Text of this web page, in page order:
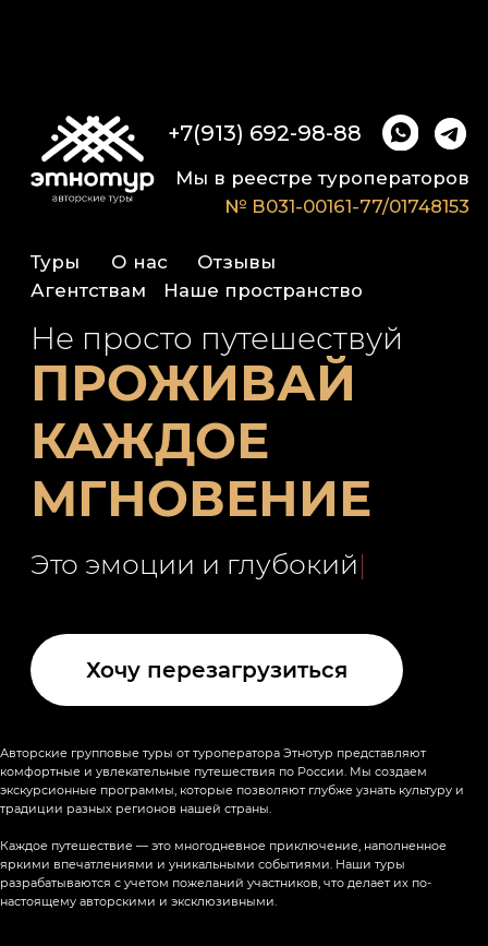
Этособытия на|
ПРОЖИВАЙ
МГНОВЕНИЕ
комфортные и увлекательные путешествия по России. Мы создаем
экскурсионные программы, которые позволяют глубже узнать культуру и
традиции разных регионов нашей страны.
настоящему авторскими и эксклюзивными.
Туры
Мы в реестре туроператоров
№ В031-00161-77/01748153
О нас Отзывы
Агентствам Наше пространство
Хочу перезагрузиться